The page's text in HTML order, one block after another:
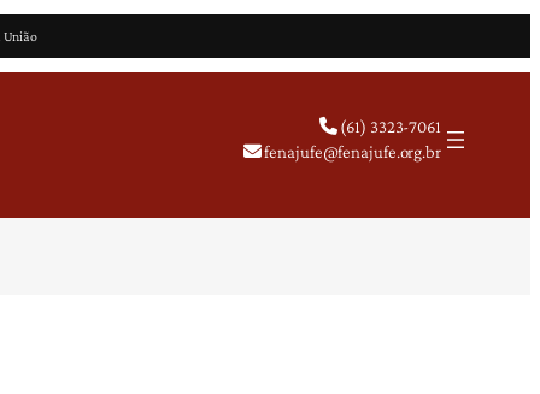
União
(61) 3323-7061
fenajufe@fenajufe.org.br